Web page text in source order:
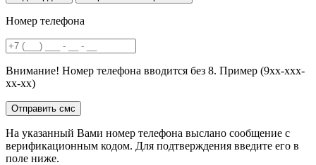
Номер телефона
Внимание! Номер телефона вводится без 8. Пример (9хх-ххх-
хх-хх)
На указанный Вами номер телефона выслано сообщение с
верификационным кодом. Для подтверждения введите его в
поле ниже.